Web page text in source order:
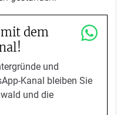
dem
und
Kanal bleiben Sie
und die